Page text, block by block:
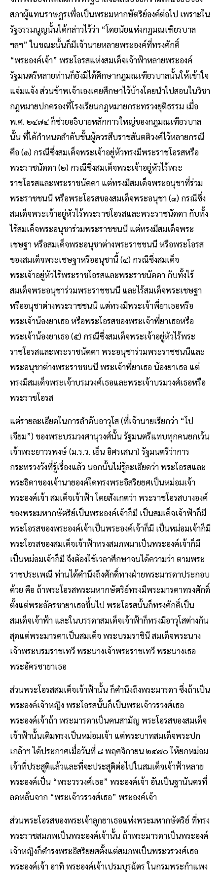
สภาผู้แทนราษฎรเพื่อเป็นพระมหากษัตริย์องค์ต่อไป เพราะใน
รัฐธรรมนูญนั้นได้กล่าวไว้ว่า “โดยนัยแห่งกฎมณเฑียรบาล
ฯลฯ” ในขณะนั้นก็มีเจ้านายหลายพระองค์ที่ทรงศักดิ์
“พระองค์เจ้า” พระโอรสแห่งสมเด็จเจ้าฟ้าหลายพระองค์
รัฐมนตรีหลายท่านก็ยังมิได้ศึกษากฎมณเฑียรบาลนั้นให้เข้าใจ
แจ่มแจ้ง ส่วนข้าพเจ้าเองเคยศึกษาไว้บ้างโดยนำไปสอนในวิชา
กฎหมายปกครองที่โรงเรียนกฎหมายกระทรวงยุติธรรม เมื่อ
พ.ศ. ๒๔๗๔ ก็ช่วยอธิบายหลักการใหญ่ของกฎมณเฑียรบาล
นั้น ที่ได้กำหนดลำดับชั้นผู้ควรสืบราชสันตติวงศ์ไว้หลายกรณี
คือ (๑) กรณีซึ่งสมเด็จพระเจ้าอยู่หัวทรงมีพระราชโอรสหรือ
พระราชนัดดา (๒) กรณีซึ่งสมเด็จพระเจ้าอยู่หัวไร้พระ
ราชโอรสและพระราชนัดดา แต่ทรงมีสมเด็จพระอนุชาที่ร่วม
พระราชชนนี หรือพระโอรสของสมเด็จพระอนุชา (๓) กรณีซึ่ง
สมเด็จพระเจ้าอยู่หัวไร้พระราชโอรสและพระราชนัดดา กับทั้ง
ไร้สมเด็จพระอนุชาร่วมพระราชชนนี แต่ทรงมีสมเด็จพระ
เชษฐา หรือสมเด็จพระอนุชาต่างพระราชชนนี หรือพระโอรส
ของสมเด็จพระเชษฐาหรืออนุชานี้ (๔) กรณีซึ่งสมเด็จ
พระเจ้าอยู่หัวไร้พระราชโอรสและพระราชนัดดา กับทั้งไร้
สมเด็จพระอนุชาร่วมพระราชชนนี และไร้สมเด็จพระเชษฐา
หรืออนุชาต่างพระราชชนนี แต่ทรงมีพระเจ้าพี่ยาเธอหรือ
พระเจ้าน้องยาเธอ หรือพระโอรสของพระเจ้าพี่ยาเธอหรือ
พระเจ้าน้องยาเธอ (๕) กรณีซึ่งสมเด็จพระเจ้าอยู่หัวไร้พระ
ราชโอรสและพระราชนัดดา พระอนุชาร่วมพระราชชนนีและ
พระอนุชาต่างพระราชชนนี พระเจ้าพี่ยาเธอ น้องยาเธอ แต่
ทรงมีสมเด็จพระเจ้าบรมวงศ์เธอและพระเจ้าบรมวงศ์เธอหรือ
พระราชโอรส
แต่รายละเอียดในการลำดับอาวุโส (ที่เจ้านายเรียกว่า “โป
เจียม”) ของพระบรมวงศานุวงศ์นั้น รัฐมนตรีแทบทุกคนยกเว้น
เจ้าพระยาวรพงษ์ (ม.ร.ว. เย็น อิศรเสนา) รัฐมนตรีว่าการ
กระทรวงวังที่รู้เรื่องแล้ว นอกนั้นไม่รู้ละเอียดว่า พระโอรสและ
พระธิดาของเจ้านายองค์ใดทรงพระอิสริยยศเป็นหม่อมเจ้า
พระองค์เจ้า สมเด็จเจ้าฟ้า โดยสังเกตว่า พระราชโอรสบางองค์
ของพระมหากษัตริย์เป็นพระองค์เจ้าก็มี เป็นสมเด็จเจ้าฟ้าก็มี
พระโอรสของพระองค์เจ้าเป็นพระองค์เจ้าก็มี เป็นหม่อมเจ้าก็มี
พระโอรสของสมเด็จเจ้าฟ้าทรงสมภพมาเป็นพระองค์เจ้าก็มี
เป็นหม่อมเจ้าก็มี จึงต้องใช้เวลาศึกษาจนได้ความว่า ตามพระ
ราชประเพณี ท่านได้คำนึงถึงศักดิ์ทางฝ่ายพระมารดาประกอบ
ด้วย คือ ถ้าพระโอรสพระมหากษัตริย์ทรงมีพระมารดาทรงศักดิ์
ตั้งแต่พระอัครชายาเธอขึ้นไป พระโอรสนั้นก็ทรงศักดิ์เป็น
สมเด็จเจ้าฟ้า และในบรรดาสมเด็จเจ้าฟ้าก็ทรงมีอาวุโสต่างกัน
สุดแต่พระมารดาเป็นสมเด็จ พระบรมราชินี สมเด็จพระนาง
เจ้าพระบรมราชเทวี พระนางเจ้าพระราชเทวี พระนางเธอ
พระอัครชายาเธอ
ส่วนพระโอรสสมเด็จเจ้าฟ้านั้น ก็คำนึงถึงพระมารดา ซึ่งถ้าเป็น
พระองค์เจ้าหญิง พระโอรสนั้นก็เป็นพระเจ้าวรวงศ์เธอ
พระองค์เจ้าถ้า พระมารดาเป็นคนสามัญ พระโอรสของสมเด็จ
เจ้าฟ้านั้นเดิมทรงเป็นหม่อมเจ้า แต่พระบาทสมเด็จพระปก
เกล้าฯ ได้ประกาศเมื่อวันที่ ๘ พฤศจิกายน ๒๔๗๐ ให้ยกหม่อม
เจ้าที่ประสูติแล้วและที่จะประสูติต่อไปในสมเด็จเจ้าฟ้าหลาย
พระองค์เป็น “พระวรวงศ์เธอ” พระองค์เจ้า อันเป็นฐานันดรที่
ลดหลั่นจาก “พระเจ้าวรวงศ์เธอ” พระองค์เจ้า
ส่วนพระโอรสของพระเจ้าลูกยาเธอแห่งพระมหากษัตริย์ ที่ทรง
พระราชสมภพเป็นพระองค์เจ้านั้น ถ้าพระมารดาเป็นพระองค์
เจ้าหญิงก็ดำรงพระอิสริยยศตั้งแต่สมภพเป็นพระวรวงศ์เธอ
พระองค์เจ้า อาทิ พระองค์เจ้าเปรมบุรฉัตร ในกรมพระกำแพง